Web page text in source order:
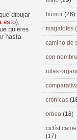
dibujar
esto),
quieres
hasta
humor (26)
magalofes
camino de
con
rutas
crónicas
orbea (18)
(17)